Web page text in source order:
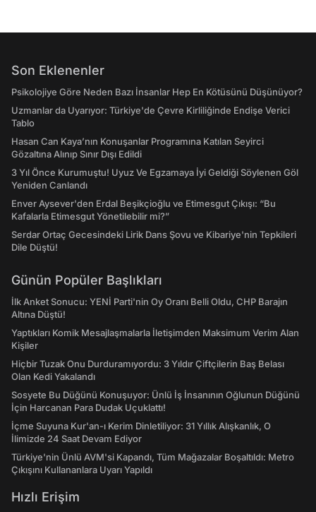
Son Eklenenler
Psikolojiye Göre Neden Bazı İnsanlar Hep En Kötüsünü Düşünüyor?
Uzmanlar da Uyarıyor: Türkiye'de Çevre Kirliliğinde Endişe Verici
Tablo
Hasan Can Kaya’nın Konuşanlar Programına Katılan Seyirci
Gözaltına Alınıp Sınır Dışı Edildi
3 Yıl Önce Kurumuştu! Uyuz Ve Egzamaya İyi Geldiği Söylenen Göl
Yeniden Canlandı
Enver Aysever'den Erdal Beşikçioğlu ve Etimesgut Çıkışı: “Bu
Kafalarla Etimesgut Yönetilebilir mi?”
Serdar Ortaç Gecesindeki Lirik Dans Şovu ve Kibariye'nin Tepkileri
Dile Düştü!
Günün Popüler Başlıkları
İlk Anket Sonucu: YENİ Parti'nin Oy Oranı Belli Oldu, CHP Barajın
Altına Düştü!
Yaptıkları Komik Mesajlaşmalarla İletişimden Maksimum Verim Alan
Kişiler
Hiçbir Tuzak Onu Durduramıyordu: 3 Yıldır Çiftçilerin Baş Belası
Olan Kedi Yakalandı
Sosyete Bu Düğünü Konuşuyor: Ünlü İş İnsanının Oğlunun Düğünü
İçin Harcanan Para Dudak Uçuklattı!
İçme Suyuna Kur'an-ı Kerim Dinletiliyor: 31 Yıllık Alışkanlık, O
İlimizde 24 Saat Devam Ediyor
Türkiye'nin Ünlü AVM'si Kapandı, Tüm Mağazalar Boşaltıldı: Metro
Çıkışını Kullananlara Uyarı Yapıldı
Hızlı Erişim